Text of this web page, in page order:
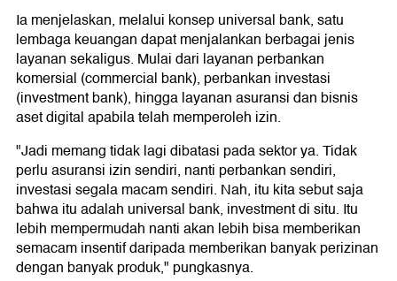
Ia menjelaskan, melalui konsep universal bank, satu
lembaga keuangan dapat menjalankan berbagai jenis
layanan sekaligus. Mulai dari layanan perbankan
komersial (commercial bank), perbankan investasi
(investment bank), hingga layanan asuransi dan bisnis
aset digital apabila telah memperoleh izin.
"Jadi memang tidak lagi dibatasi pada sektor ya. Tidak
perlu asuransi izin sendiri, nanti perbankan sendiri,
investasi segala macam sendiri. Nah, itu kita sebut saja
bahwa itu adalah universal bank, investment di situ. Itu
lebih mempermudah nanti akan lebih bisa memberikan
semacam insentif daripada memberikan banyak perizinan
dengan banyak produk," pungkasnya.